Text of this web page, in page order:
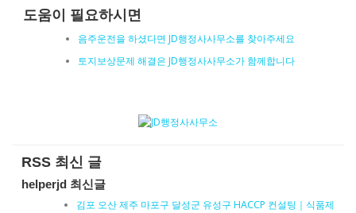
도움이 필요하시면
음주운전을 하셨다면 JD행정사사무소를 찾아주세요
토지보상문제 해결은 JD행정사사무소가 함께합니다
RSS 최신 글
helperjd 최신글
김포 오산 제주 마포구 달성군 유성구 HACCP 컨설팅｜식품제